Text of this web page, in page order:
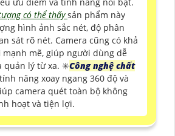
có thể thấysản phẩm này
hình ảnh sắc nét, độ phân
sát rõ nét. Camera cũng có khả
mạnh mẽ, giúp người dùng dễ
quản lý từ xa. ✳️Công nghệ chất
tính năng xoay ngang 360 độ và
camera quét toàn bộ không
hoạt và tiện lợi.